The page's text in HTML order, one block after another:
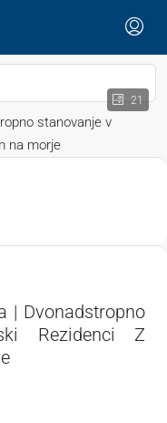
21
| Dvonadstropno
Rezidenci Z